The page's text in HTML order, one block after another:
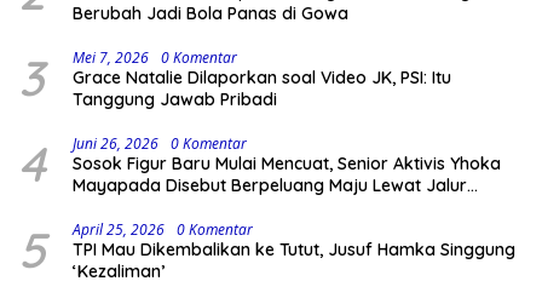
Berubah Jadi Bola Panas di Gowa
3 Mei 7, 2026 0 Komentar
Grace Natalie Dilaporkan soal Video JK, PSI: Itu
Tanggung Jawab Pribadi
4 Juni 26, 2026 0 Komentar
Sosok Figur Baru Mulai Mencuat, Senior Aktivis Yhoka
Mayapada Disebut Berpeluang Maju Lewat Jalur
5 April 25, 2026 0 Komentar
TPI Mau Dikembalikan ke Tutut, Jusuf Hamka Singgung
‘Kezaliman’